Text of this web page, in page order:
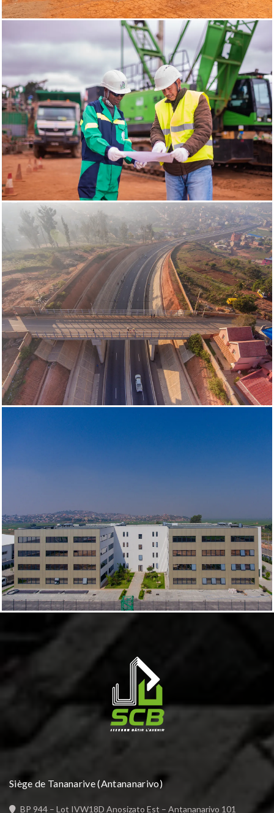
Siège de Tananarive (Antananarivo)
BP 944 – Lot IVW18D Anosizato Est – Antananarivo 101